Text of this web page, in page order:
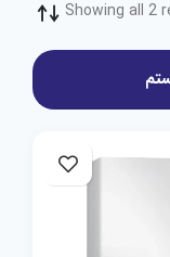
Showing all 2